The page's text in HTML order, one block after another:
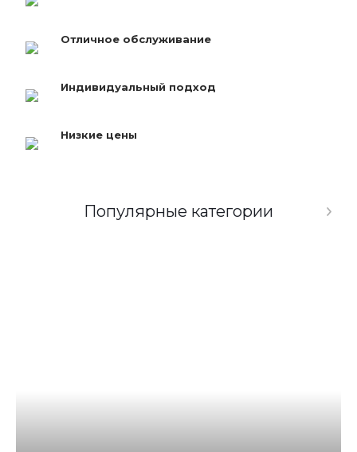
Отличное обслуживание
Индивидуальный подход
Низкие цены
Популярные категории